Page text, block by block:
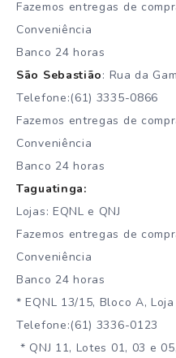
Fazemos entregas de
Conveniência
Banco 24 horas
São Sebastião: Rua da
Telefone:(61) 3335-0866
Fazemos entregas de
Conveniência
Banco 24 horas
Taguatinga:
Lojas: EQNL e QNJ
Fazemos entregas de
Conveniência
Banco 24 horas
* EQNL 13/15, Bloco A, Loja
Telefone:(61) 3336-0123
* QNJ 11, Lotes 01, 03 e